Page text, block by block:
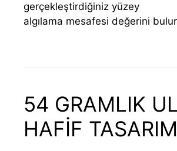
gerçekleştirdiğiniz yüzey
algılama mesafesi değerini
54 GRAMLIK
HAFİF TASARIM